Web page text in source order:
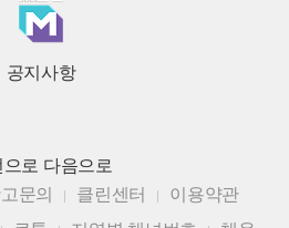
공지사항
로 다음으로
문의 클린센터
이용약관